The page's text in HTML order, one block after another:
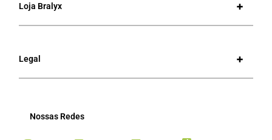
Loja Bralyx
Legal
Nossas Redes